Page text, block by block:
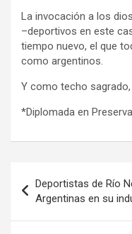
La invocación a los
–deportivos en este
tiempo nuevo, el que
como argentinos.
Y como techo
*Diplomada en
de
entradas
Deportistas de Río
Argentinas en su